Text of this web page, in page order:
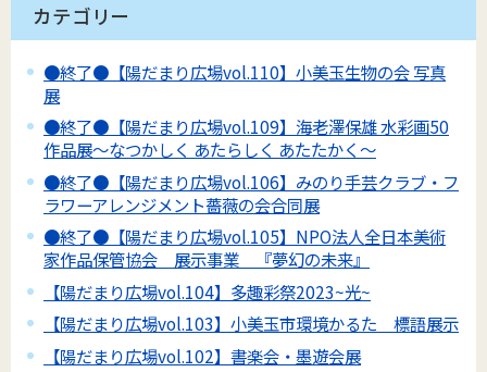
カテゴリー
●終了●【陽だまり広場vol.110】小美玉生物の会 写真
展
●終了●【陽だまり広場vol.109】海老澤保雄 水彩画50
作品展～なつかしく あたらしく あたたかく～
●終了●【陽だまり広場vol.106】みのり手芸クラブ・フ
ラワーアレンジメント薔薇の会合同展
●終了●【陽だまり広場vol.105】NPO法人全日本美術
家作品保管協会 展示事業 『夢幻の未来』
【陽だまり広場vol.104】多趣彩祭2023~光~
【陽だまり広場vol.103】小美玉市環境かるた 標語展示
【陽だまり広場vol.102】書楽会・墨遊会展